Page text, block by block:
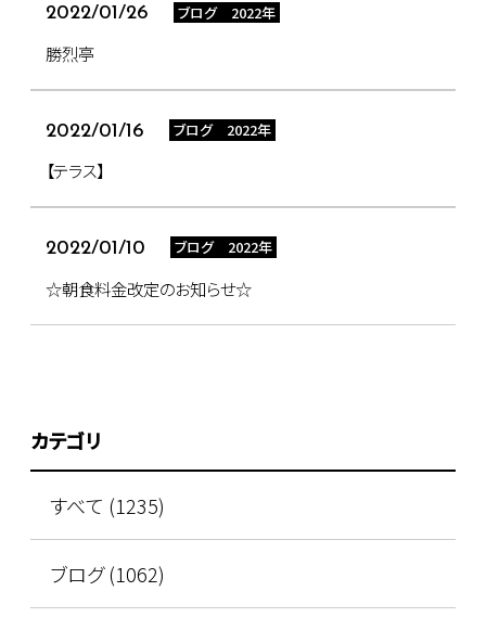
2022/01/26 ブログ 2022年
勝烈亭
2022/01/16 ブログ 2022年
【テラス】
2022/01/10 ブログ 2022年
☆朝食料金改定のお知らせ☆
カテゴリ
すべて (1235)
ブログ (1062)